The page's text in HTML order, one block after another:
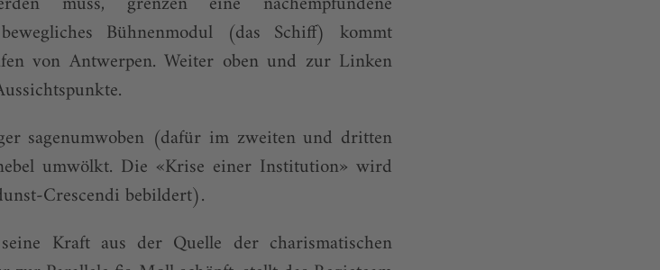
Bühnenmodul (das Schiff) kommt
von Antwerpen. Weiter oben und zur Linken
sagenumwoben (dafür im zweiten und dritten
umwölkt. Die «Krise einer Institution» wird
Crescendi bebildert).
Kraft aus der Quelle der charismatischen